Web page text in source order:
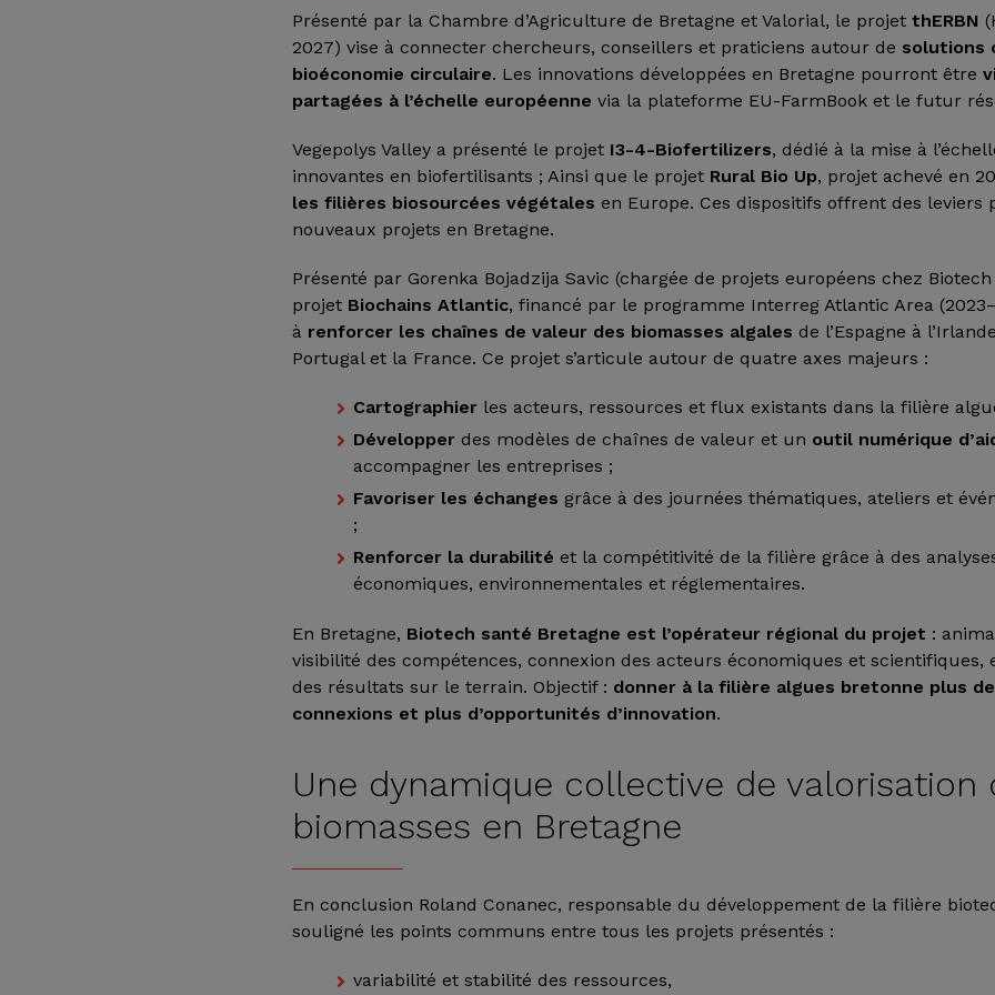
Présenté par la Chambre d’Agriculture de Bretagne et Valorial, le projetthERBN
2027) vise à connecter chercheurs, conseillers et praticiens autour de solutions
bioéconomie circulaire. Les innovations développées en Bretagne pourront être
partagées à l’échelle européenne via la plateforme EU-FarmBook et le futur
Vegepolys Valley a présenté le projet I3-4-Biofertilizers, dédié à la mise à
innovantes en biofertilisants ; Ainsi que le projet Rural Bio Up, projet achevé en
les filières biosourcées végétales en Europe. Ces dispositifs offrent des leviers
nouveaux projets en Bretagne.
Présenté par Gorenka Bojadzija Savic (chargée de projets européens chez
projet Biochains Atlantic, financé par le programme Interreg Atlantic Area
à renforcer les chaînes de valeur des biomasses algales de l’Espagne à
Portugal et la France. Ce projet s’articule autour de quatre axes majeurs :
Cartographier les acteurs, ressources et flux existants dans la filière
Développer des modèles de chaînes de valeur et un outil numérique
accompagner les entreprises ;
Favoriser les échanges grâce à des journées thématiques, ateliers et
;
Renforcer la durabilité et la compétitivité de la filière grâce à des
économiques, environnementales et réglementaires.
En Bretagne, Biotech santé Bretagne est l’opérateur régional du projet :
visibilité des compétences, connexion des acteurs économiques et
des résultats sur le terrain. Objectif : donner à la filière algues bretonne plus
connexions et plus d’opportunités d’innovation.
Une dynamique collective de valorisation
biomasses en Bretagne
En conclusion Roland Conanec, responsable du développement de la filière
souligné les points communs entre tous les projets présentés :
variabilité et stabilité des ressources,